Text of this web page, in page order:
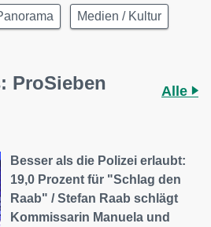
Medien / Kultur
ProSieben Alle
Besser als die Polizei erlaubt:
19,0 Prozent für "Schlag den
Raab" / Stefan Raab schlägt
Kommissarin Manuela und